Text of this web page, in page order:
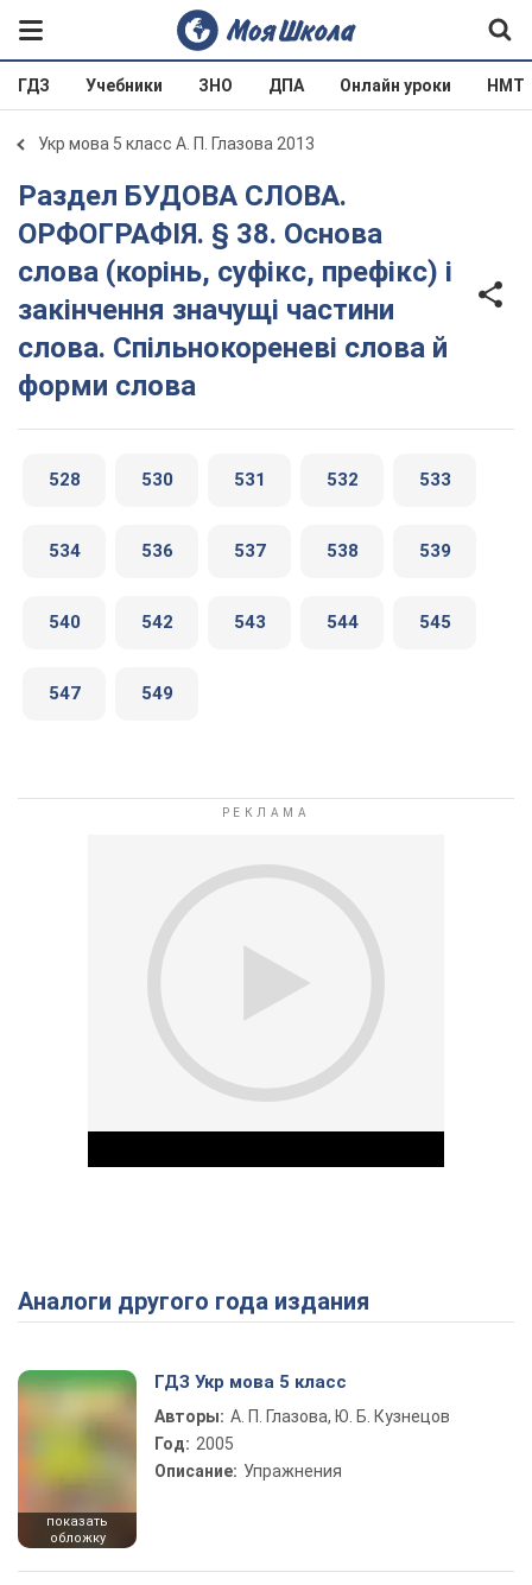
ГДЗ Учебники ЗНО ДПА Онлайн уроки НМТ
Укр мова 5 класс А. П. Глазова 2013
Раздел БУДОВА СЛОВА.
ОРФОГРАФІЯ. § 38. Основа
слова (корінь, суфікс, префікс) і
закінчення значущі частини
слова. Спільнокореневі слова й
форми слова
528 530 531 532 533
534 536 537 538 539
540 542 543 544 545
547 549
Play Video
Аналоги другого года издания
показать
обложку
ГДЗ Укр мова 5 класс
Авторы: А. П. Глазова, Ю. Б. Кузнецов
Год: 2005
Описание: Упражнения